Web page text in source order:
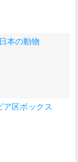
本の動物
ア区ボックス